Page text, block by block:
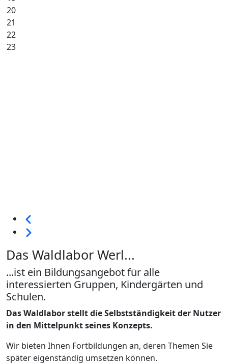
20
21
22
23
Seitennummerierung
Weiter
Das Waldlabor Werl...
...ist ein Bildungsangebot für alle
interessierten Gruppen, Kindergärten und
Schulen.
Das Waldlabor stellt die Selbstständigkeit der Nutzer
in den Mittelpunkt seines Konzepts.
Wir bieten Ihnen Fortbildungen an, deren Themen Sie
später eigenständig umsetzen können.